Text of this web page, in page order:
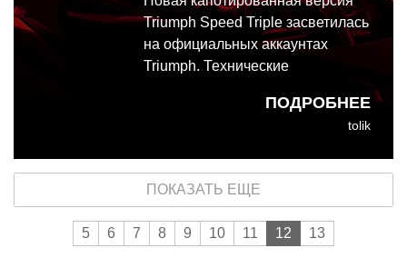
ПОДРОБНЕЕ
Triumph Speed Triple засветилась
на официальных аккаунтах
Triumph. Технические
неизвестны, и судя по всему,
британский бренд затеял долгую
зацепить потребителя поглубже.
tolik
ПОКАЗАТЬ ЕЩЕ
5 6 7 8 9 10 11 12 13